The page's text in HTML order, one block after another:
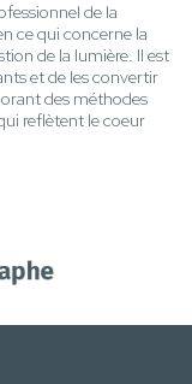
de la
ce qui concerne la
de la lumière. Il est
et de les convertir
des méthodes
reflètent le coeur